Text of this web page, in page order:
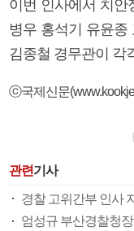
이번 인사에서 치안
병우 홍석기 유윤종
김종철 경무관이 각
ⓒ국제신문
관련기사
경찰 고위간부 인사
엄성규 부산경찰청